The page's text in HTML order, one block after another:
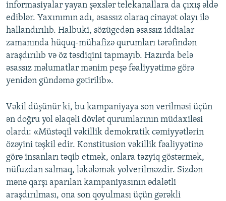
informasiyalar yayan şəxslər telekanallara da çıxış əldə
ediblər. Yaxınımın adı, əsassız olaraq cinayət olayı ilə
hallandırılıb. Halbuki, sözügedən əsassız iddialar
zamanında hüquq-mühafizə qurumları tərəfindən
araşdırılıb və öz təsdiqini tapmayıb. Hazırda belə
əsassız məlumatlar mənim peşə fəaliyyətimə görə
yenidən gündəmə gətirilib».
Vəkil düşünür ki, bu kampaniyaya son verilməsi üçün
ən doğru yol əlaqəli dövlət qurumlarının müdaxiləsi
olardı: «Müstəqil vəkillik demokratik cəmiyyətlərin
özəyini təşkil edir. Konstitusion vəkillik fəaliyyətinə
görə insanları təqib etmək, onlara təzyiq göstərmək,
nüfuzdan salmaq, ləkələmək yolverilməzdir. Sizdən
mənə qarşı aparılan kampaniyasının ədalətli
araşdırılması, ona son qoyulması üçün gərəkli